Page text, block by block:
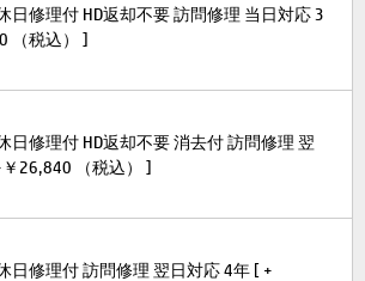
休日修理付 HD返却不要 訪問修理 当日対応 3
（税込） ]
日修理付 HD返却不要 消去付 訪問修理 翌
26,840 （税込） ]
休日修理付 訪問修理 翌日対応 4年 [ +